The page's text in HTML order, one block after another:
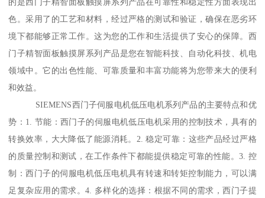
的是西门子精智面板触摸屏系列产品在可靠性和稳定性方面表现出
色。采用了的工艺和材料，经过严格的测试和验证，确保在恶劣环
境下都能够正常工作。这为您的工作和生活提供了安心的保障。西
门子精智面板触摸屏系列产品是您在智能科技、自动化科技、机电
领域中。它的出色性能、可靠质量和丰富功能将为您带来大的便利
和效益。
SIEMENS西门子伺服电机低压电机系列产品的主要特点和优
势：1. 节能：西门子的伺服电机低压电机采用的控制技术，具有的
转换效率，大大降低了能源消耗。2. 稳定可靠：这些产品经过严格
的质量控制和测试，在工作条件下都能提供稳定可靠的性能。3. 控
制：西门子的伺服电机低压电机具有转速和转矩控制能力，可以满
足复杂应用的需求。4. 多样化的选择：根据不同的需求，西门子提